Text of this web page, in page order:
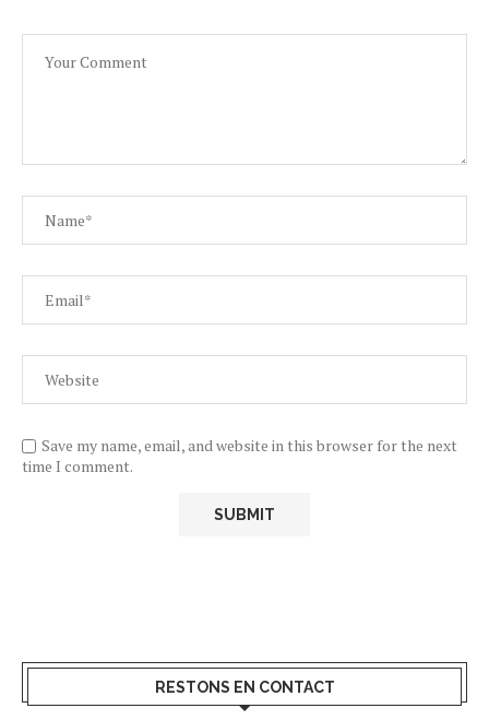
Save my name, email, and website in this browser for the next
time I comment.
RESTONS EN CONTACT